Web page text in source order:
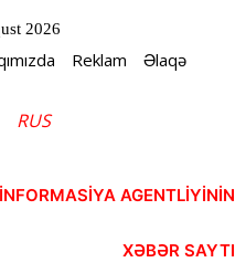
2026
Reklam Əlaqə
RUS
AGENTLİYİNİN
XƏBƏR SAYTI